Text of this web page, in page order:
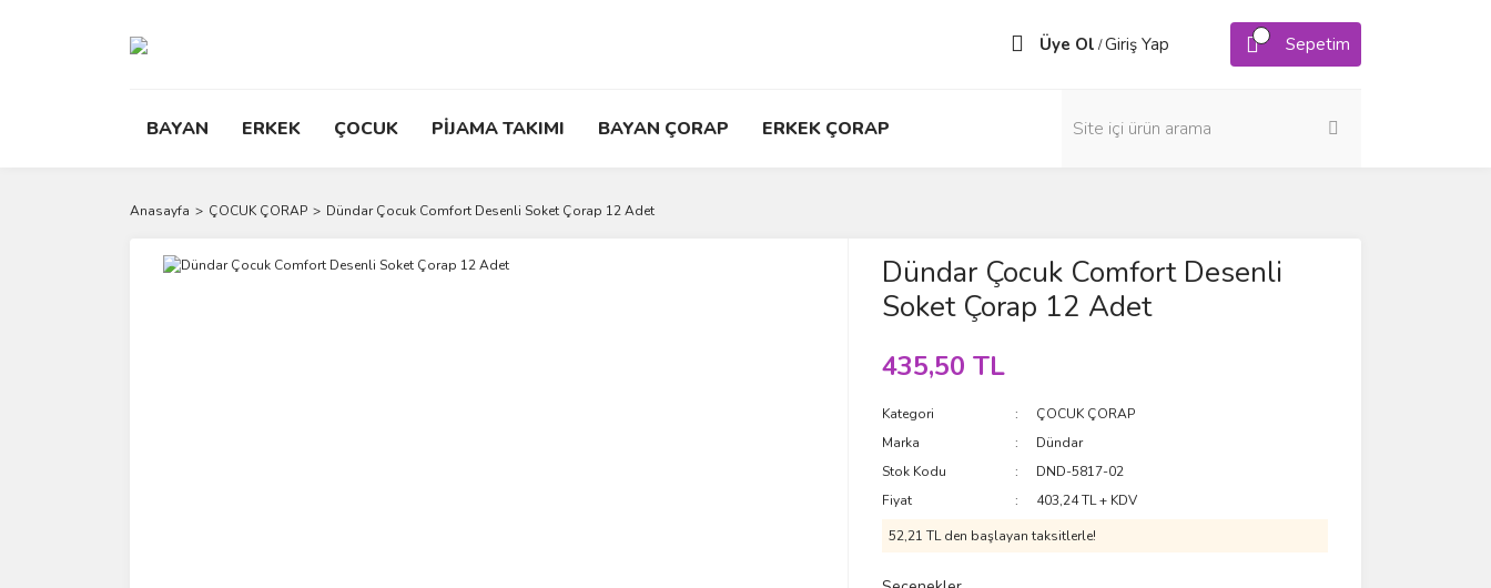
Üye Ol /Giriş Yap Sepetim
BAYAN ERKEK ÇOCUK PİJAMA TAKIMI BAYAN ÇORAP ERKEK ÇORAP
Anasayfa ÇOCUK ÇORAP Dündar Çocuk Comfort Desenli Soket Çorap 12 Adet
Dündar Çocuk Comfort Desenli
Soket Çorap 12 Adet
435,50 TL
Kategori
ÇOCUK ÇORAP
Marka
Dündar
Stok Kodu
DND-5817-02
Fiyat
403,24 TL + KDV
52,21 TL den başlayan taksitlerle!